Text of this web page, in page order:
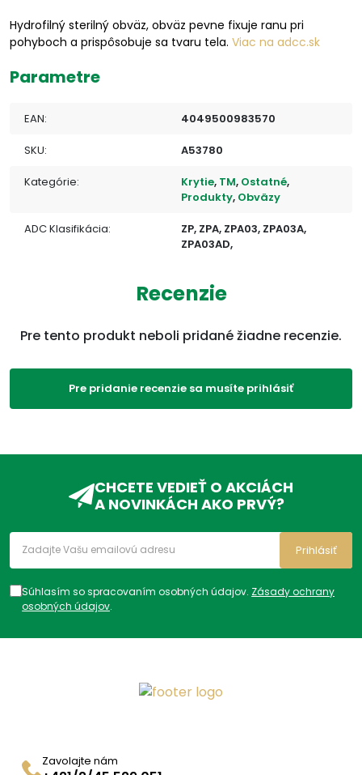
Hydrofilný sterilný obväz, obväz pevne fixuje ranu pri
pohyboch a prispôsobuje sa tvaru tela. Viac na adcc.sk
Parametre
EAN: 4049500983570
SKU: A53780
Kategórie: Krytie, TM, Ostatné,
Produkty, Obväzy
ADC Klasifikácia:
ZP, ZPA, ZPA03, ZPA03A,
ZPA03AD,
Recenzie
Pre tento produkt neboli pridané žiadne recenzie.
Pre pridanie recenzie sa musíte prihlásiť
CHCETE VEDIEŤ O AKCIÁCH
A NOVINKÁCH AKO PRVÝ?
Súhlasím so spracovaním osobných údajov. Zásady ochrany
osobných údajov.
Prihlásiť
Zavolajte nám